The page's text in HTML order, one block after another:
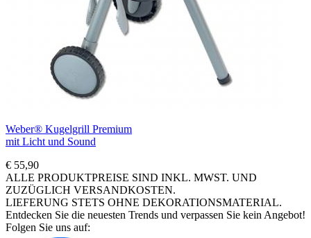
Weber® Kugelgrill Premium
mit Licht und Sound
€ 55,90
ALLE PRODUKTPREISE SIND INKL. MWST. UND
ZUZÜGLICH VERSANDKOSTEN.
LIEFERUNG STETS OHNE DEKORATIONSMATERIAL.
Entdecken Sie die neuesten Trends und verpassen Sie kein Angebot!
Folgen Sie uns auf: